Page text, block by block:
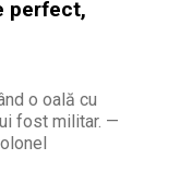
perfect,
o oală cu
fost militar. —